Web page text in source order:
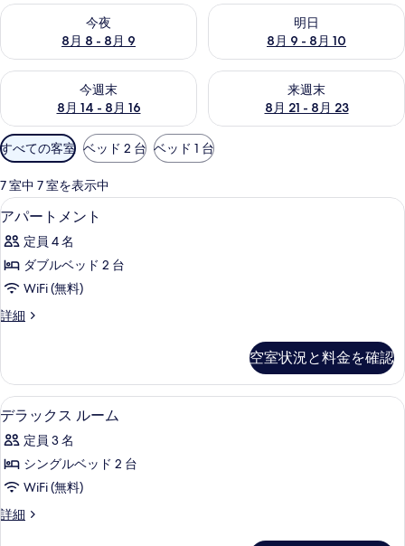
今夜
8月 8 - 8月 9
今夜 8月 8 - 8月 9 の空室状況をチェック
明日
8月 9 - 8月 10
明日 8月 9 - 8月 10 の空室状
今週末
8月 14 - 8月 16
今週末 8月 14 - 8月 16 の空室状況をチェック
来週末
8月 21 - 8月 23
来週末 8月 21 - 8月 23 の空室
利
用
可
能
な
客
室
の
り
条
件
すべての客室 ベッド 2 台 ベッド 1 台
7 室中 7 室を表示中
ア
パ
ー
ト
メ
ン
の
す
べ
て
の
写
真
アパートメント | アイロン / アイロ
9
アパートメント
定員 4 名
ダブルベッド 2 台
WiFi (無料)
詳細
ア
メ
ン
ト
詳
細
空室状況と料金を確認
デ
ラ
ッ
ク
ス
ル
デラックス ルーム | アイロン / アイ
4
デラックス ルーム
定員 3 名
シングルベッド 2 台
WiFi (無料)
詳細
デ